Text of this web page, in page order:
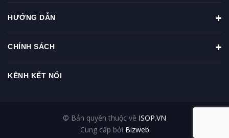
HƯỚNG DẪN
CHÍNH SÁCH
KÊNH KẾT NỐI
© Bản quyền thuộc về ISOP.VN
Cung cấp bởi Bizweb